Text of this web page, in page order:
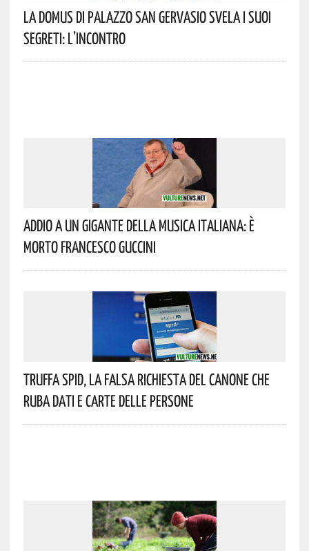
La Domus Di Palazzo San Gervasio Svela I Suoi
Segreti: L’incontro
Addio A Un Gigante Della Musica Italiana: È
Morto Francesco Guccini
Truffa Spid, La Falsa Richiesta Del Canone Che
Ruba Dati E Carte Delle Persone